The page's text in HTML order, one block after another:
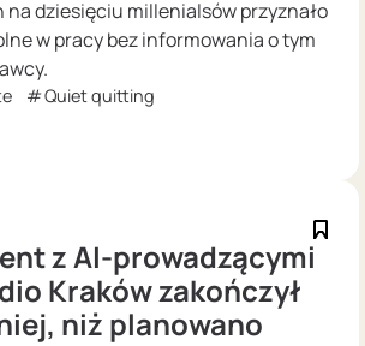
na dziesięciu millenialsów przyznało
w pracy bez informowania o tym
Quiet quitting
z AI-prowadzącymi
Kraków zakończył
niż planowano